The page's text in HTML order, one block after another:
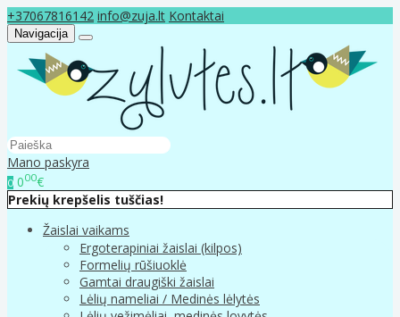
+37067816142 info@zuja.lt Kontaktai
Navigacija
Mano paskyra
0 000€
Prekių krepšelis tuščias!
Žaislai vaikams
Ergoterapiniai žaislai (kilpos)
Formelių rūšiuoklė
Gamtai draugiški žaislai
Lėlių nameliai / Medinės lėlytės